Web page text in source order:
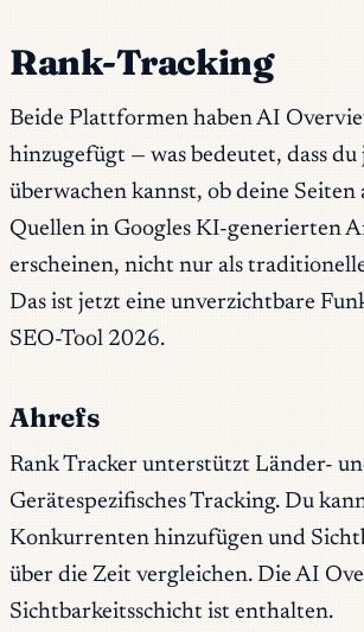
Rank-Tracking
Beide Plattformen haben AI
hinzugefügt — was bedeutet, dass du
überwachen kannst, ob deine Seiten
Quellen in Googles KI-generierten
erscheinen, nicht nur als
Das ist jetzt eine unverzichtbare
SEO-Tool 2026.
Ahrefs
Rank Tracker unterstützt Länder-
Gerätespezifisches Tracking. Du
Konkurrenten hinzufügen und
über die Zeit vergleichen. Die AI
Sichtbarkeitsschicht ist enthalten.